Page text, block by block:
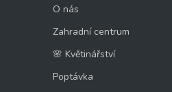
O nás
Zahradní centrum
🌸 Květinářství
Poptávka